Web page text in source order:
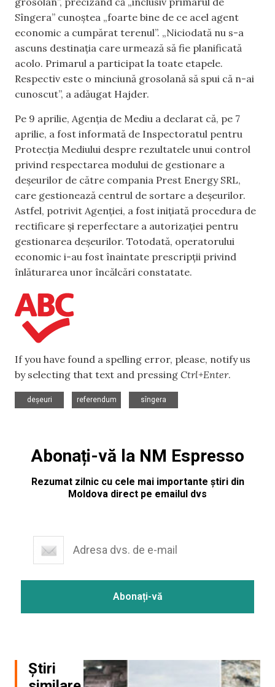
Sîngera” cunoștea „foarte bine de ce acel agent
economic a cumpărat terenul”. „Niciodată nu s-a
ascuns destinația care urmează să fie planificată
acolo. Primarul a participat la toate etapele.
Respectiv este o minciună grosolană să spui că n-ai
cunoscut”, a adăugat Hajder.
Pe 9 aprilie, Agenția de Mediu a declarat că, pe 7
aprilie, a fost informată de Inspectoratul pentru
Protecția Mediului despre rezultatele unui control
privind respectarea modului de gestionare a
deșeurilor de către compania Prest Energy SRL,
care gestionează centrul de sortare a deșeurilor.
Astfel, potrivit Agenției, a fost inițiată procedura de
rectificare și reperfectare a autorizației pentru
gestionarea deșeurilor. Totodată, operatorului
economic i-au fost înaintate prescripții privind
înlăturarea unor încălcări constatate.
If you have found a spelling error, please, notify us
by selecting that text and pressing Ctrl+Enter.
deșeuri
referendum
sîngera
Abonați-vă la NM Espresso
Rezumat zilnic cu cele mai importante știri din
Moldova direct pe emailul dvs
Știri